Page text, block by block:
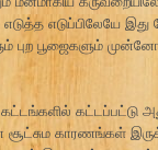
எடுத்த எடுப்பிலேயே
புற பூஜைகளும்
கட்டப்பட்டு அது
சூட்சும காரணங்கள்